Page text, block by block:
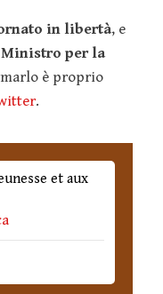
in libertà, e
per la
è proprio
.
et aux